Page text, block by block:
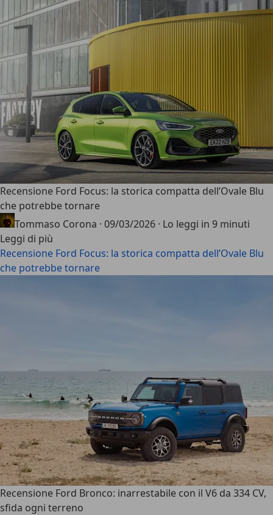
Recensione Ford Focus: la storica compatta dell’Ovale Blu
che potrebbe tornare
Tommaso Corona · 09/03/2026 · Lo leggi in 9 minuti
Leggi di più
Recensione Ford Focus: la storica compatta dell’Ovale Blu
che potrebbe tornare
Recensione Ford Bronco: inarrestabile con il V6 da 334 CV,
sfida ogni terreno